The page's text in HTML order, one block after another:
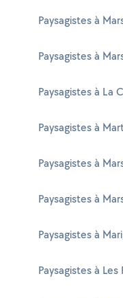
Paysagistes à
Paysagistes à
Paysagistes à La
Paysagistes à
Paysagistes à
Paysagistes à
Paysagistes à
Paysagistes à